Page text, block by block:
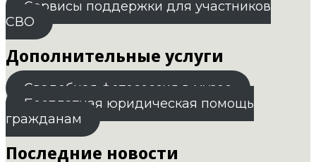
Сервисы поддержки для участников
СВО
Дополнительные услуги
Свадебная фотосессия в музее
Бесплатная юридическая помощь
гражданам
Последние новости